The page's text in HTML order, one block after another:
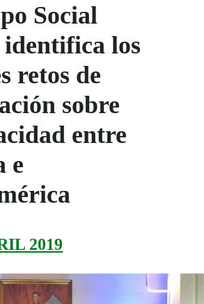
Social
los
retos de
sobre
entre
e
2019